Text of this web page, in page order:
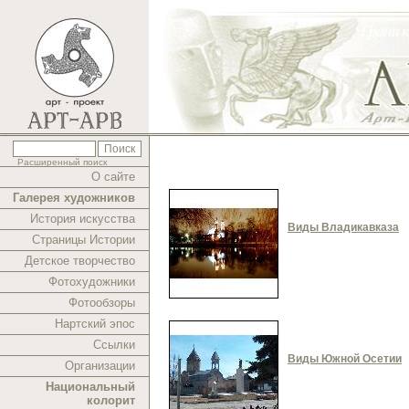
Расширенный поиск
О сайте
Галерея художников
История искусства
Страницы Истории
Детское творчество
Фотохудожники
Фотообзоры
Нартский эпос
Ссылки
Организации
Национальный
колорит
Виды Владикавказа
Виды Южной Осетии